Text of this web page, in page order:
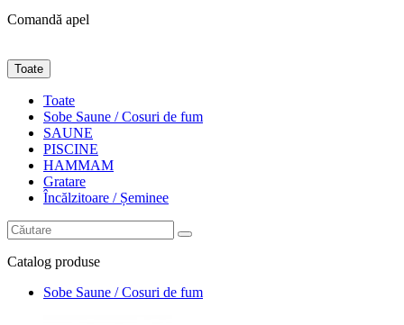
Comandă apel
Toate
Toate
Sobe Saune / Cosuri de fum
SAUNE
PISCINE
HAMMAM
Gratare
Încălzitoare / Șeminee
Catalog produse
Sobe Saune / Cosuri de fum